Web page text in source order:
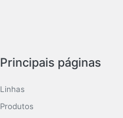
Principais páginas
Linhas
Produtos